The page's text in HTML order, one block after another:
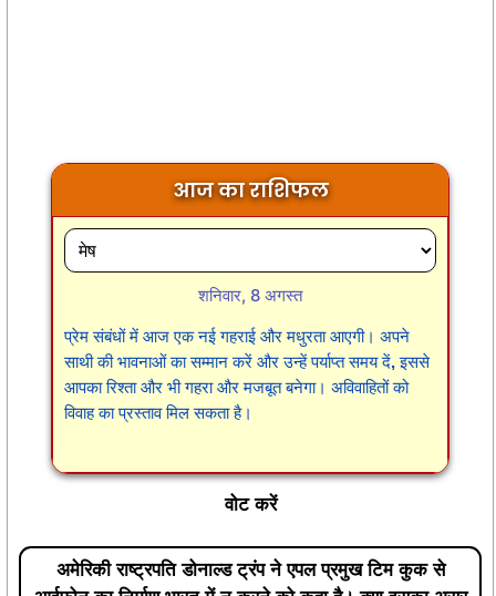
आज का राशिफल
शनिवार, 8 अगस्त
प्रेम संबंधों में आज एक नई गहराई और मधुरता आएगी। अपने
साथी की भावनाओं का सम्मान करें और उन्हें पर्याप्त समय दें, इससे
आपका रिश्ता और भी गहरा और मजबूत बनेगा। अविवाहितों को
विवाह का प्रस्ताव मिल सकता है।
वोट करें
अमेरिकी राष्ट्रपति डोनाल्ड ट्रंप ने एपल प्रमुख टिम कुक से